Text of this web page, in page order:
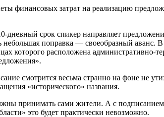
финансовых затрат на реализацию
срок спикер направляет
поправка — своеобразный аванс.
которого расположена административно-
смотрится весьма странно на фоне не
«исторического» названия.
принимать сами жители. А с
это будет практически невозможно.